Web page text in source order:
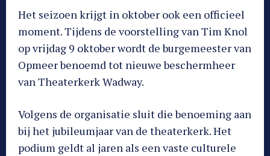
Het seizoen krijgt in oktober ook een officieel
moment. Tijdens de voorstelling van Tim Knol
op vrijdag 9 oktober wordt de burgemeester van
Opmeer benoemd tot nieuwe beschermheer
van Theaterkerk Wadway.
Volgens de organisatie sluit die benoeming aan
bij het jubileumjaar van de theaterkerk. Het
podium geldt al jaren als een vaste culturele